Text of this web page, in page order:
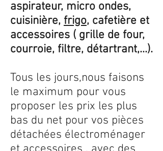
aspirateur, micro ondes,
cuisinière, frigo, cafetière et
accessoires ( grille de four,
courroie, filtre, détartrant,...).
Tous les jours,nous faisons
le maximum pour vous
proposer les prix les plus
bas du net pour vos pièces
détachées électroménager